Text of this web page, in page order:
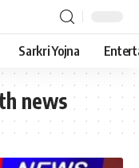
Sarkri Yojna
news